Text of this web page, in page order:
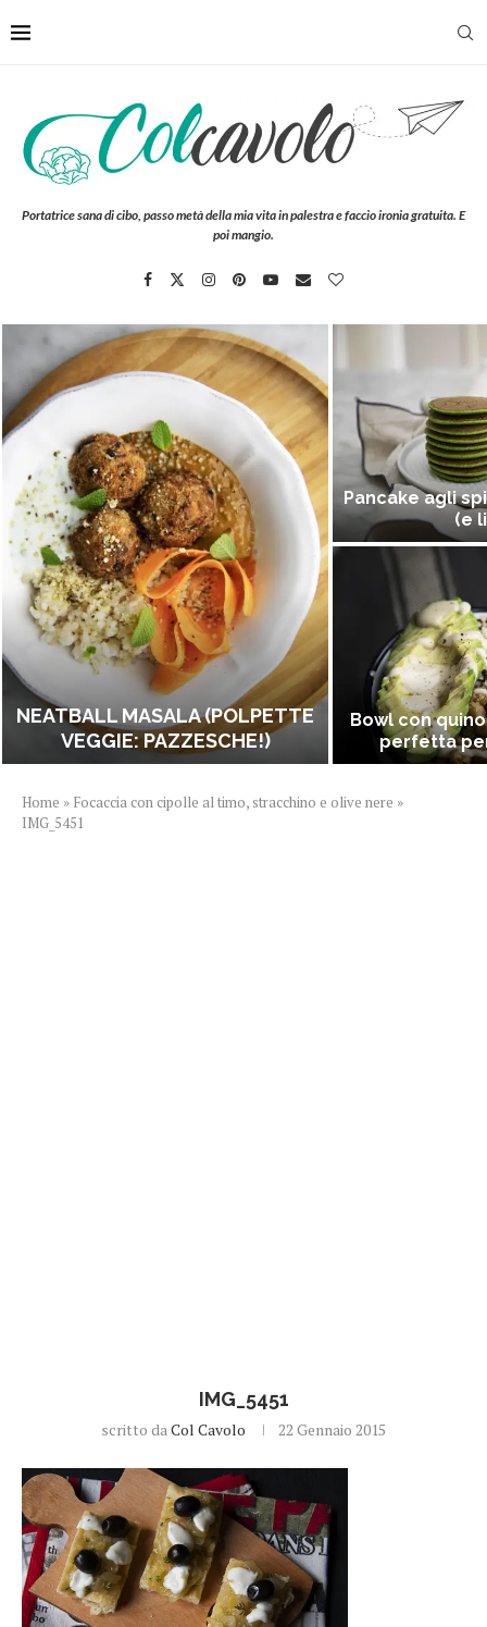
Portatrice sana di cibo, passo metà della mia vita in palestra e faccio ironia gratuita. E
poi mangio.
NEATBALL MASALA (POLPETTE
VEGGIE: PAZZESCHE!)
Pancake agli
(e
Bowl con
perfetta
Home » Focaccia con cipolle al timo, stracchino e olive nere »
IMG_5451
IMG_5451
scritto daCol Cavolo 22 Gennaio 2015